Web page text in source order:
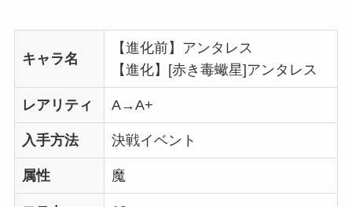
キャラ名
【進化前】アンタレス
【進化】[赤き毒蠍星]アンタレス
レアリティ A→A+
入手方法 決戦イベント
属性 魔